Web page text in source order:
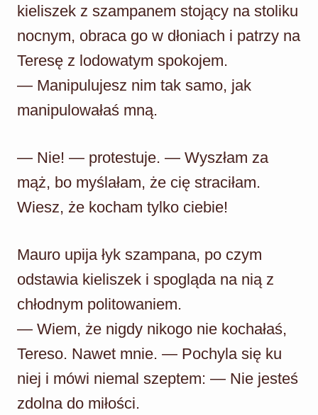
kieliszek z szampanem stojący na stoliku
nocnym, obraca go w dłoniach i patrzy na
Teresę z lodowatym spokojem.
— Manipulujesz nim tak samo, jak
manipulowałaś mną.
— Nie! — protestuje. — Wyszłam za
mąż, bo myślałam, że cię straciłam.
Wiesz, że kocham tylko ciebie!
Mauro upija łyk szampana, po czym
odstawia kieliszek i spogląda na nią z
chłodnym politowaniem.
— Wiem, że nigdy nikogo nie kochałaś,
Tereso. Nawet mnie. — Pochyla się ku
niej i mówi niemal szeptem: — Nie jesteś
zdolna do miłości.